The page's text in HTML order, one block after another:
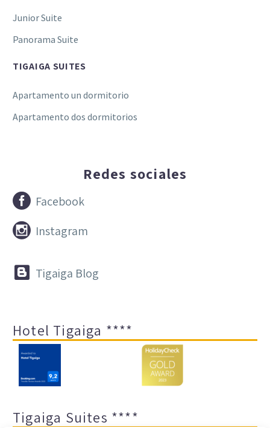
Junior Suite
Panorama Suite
TIGAIGA SUITES
Apartamento un dormitorio
Apartamento dos dormitorios
Redes sociales

 Facebook

 Instagram

 Tigaiga Blog
Hotel Tigaiga ****
Tigaiga Suites ****